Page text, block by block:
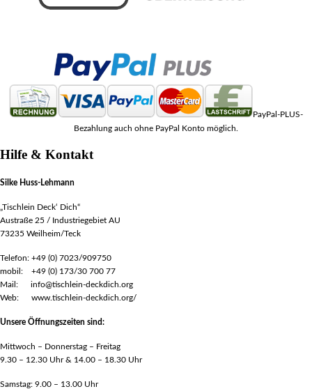
PayPal-PLUS-
Bezahlung auch ohne PayPal Konto möglich.
Hilfe & Kontakt
Silke Huss-Lehmann
„Tischlein Deck‘ Dich“
Austraße 25 / Industriegebiet AU
73235 Weilheim/Teck
Telefon: +49 (0) 7023/909750
mobil: +49 (0) 173/30 700 77
Mail: info@tischlein-deckdich.org
Web: www.tischlein-deckdich.org/
Unsere Öffnungszeiten sind:
Mittwoch – Donnerstag – Freitag
9.30 – 12.30 Uhr & 14.00 – 18.30 Uhr
Samstag: 9.00 – 13.00 Uhr